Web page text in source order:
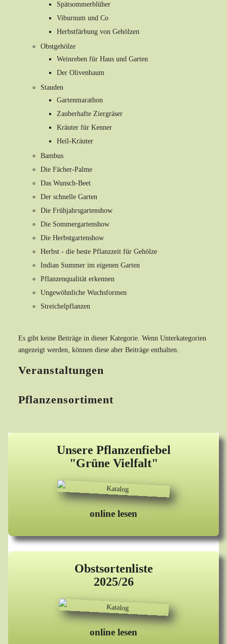
Spätsommerblüher
Viburnum und Co
Herbstfärbung von Gehölzen
Obstgehölze
Weinreben für Haus und Garten
Der Olivenbaum
Stauden
Gartenmarathon
Zauberhafte Ziergräser
Kräuter für Kenner
Heil-Kräuter
Bambus
Die Fächer-Palme
Das Wunsch-Beet
Der schnelle Garten
Die Frühjahrsgartenshow
Die Sommergartenshow
Die Herbstgartenshow
Herbst - die beste Pflanzzeit für Gehölze
Indian Summer im eigenen Garten
Pflanzenqualität erkennen
Ungewöhnliche Wuchsformen
Streichelpflanzen
Unsere Pflanzenfiebel
"Grüne Vielfalt"
online lesen
Obstsortenliste
2025/26
online lesen
Es gibt keine Beiträge in dieser Kategorie. Wenn Unterkategorien
angezeigt werden, können diese aber Beiträge enthalten.
Veranstaltungen
Pflanzensortiment